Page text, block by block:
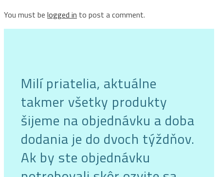
You must be logged in to post a comment.
Milí priatelia, aktuálne
takmer všetky produkty
šijeme na objednávku a doba
dodania je do dvoch týždňov.
Ak by ste objednávku